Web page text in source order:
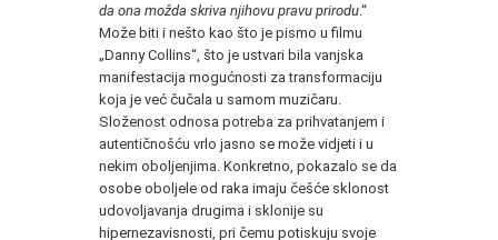
da ona možda skriva njihovu pravu prirodu.“
Može biti i nešto kao što je pismo u filmu
„Danny Collins“, što je ustvari bila vanjska
manifestacija mogućnosti za transformaciju
koja je već čučala u samom muzičaru.
Složenost odnosa potreba za prihvatanjem i
autentičnošću vrlo jasno se može vidjeti i u
nekim oboljenjima. Konkretno, pokazalo se da
osobe oboljele od raka imaju češće sklonost
udovoljavanja drugima i sklonije su
hipernezavisnosti, pri čemu potiskuju svoje